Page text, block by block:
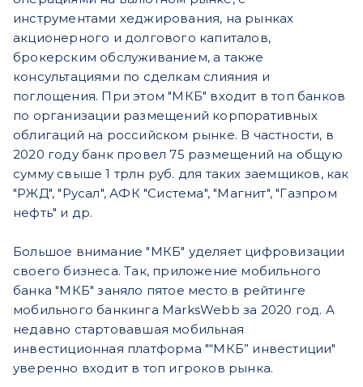
инструментами хеджирования, на рынках
акционерного и долгового капиталов,
брокерским обслуживанием, а также
консультациями по сделкам слияния и
поглощения. При этом "МКБ" входит в топ банков
по организации размещений корпоративных
облигаций на российском рынке. В частности, в
2020 году банк провел 75 размещений на общую
сумму свыше 1 трлн руб. для таких заемщиков, как
"РЖД", "Русал", АФК "Система", "Магнит", "Газпром
нефть" и др.
Большое внимание "МКБ" уделяет цифровизации
своего бизнеса. Так, приложение мобильного
банка "МКБ" заняло пятое место в рейтинге
мобильного банкинга MarksWebb за 2020 год. А
недавно стартовавшая мобильная
инвестиционная платформа "“МКБ” инвестиции"
уверенно входит в топ игроков рынка.